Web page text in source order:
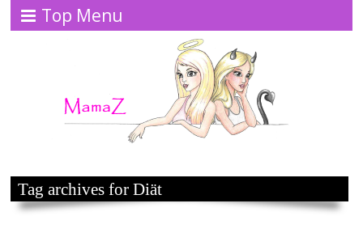
Top Menu
Tag archives for Diät